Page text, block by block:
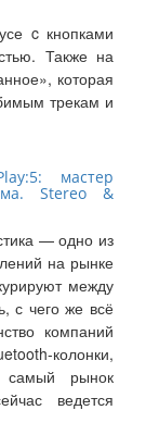
c кнопками
Также на
которая
трекам и
мастер
Stereo &
— одно из
на рынке
между
с чего же всё
компаний
колонки,
самый рынок
ведется